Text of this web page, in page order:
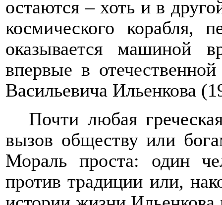
остаются – хоть и в
космического корабля,
оказывается машиной
впервые в
Васильевича Ильенкова
Почти любая
вызов обществу или
Мораль проста: один
против традиции или,